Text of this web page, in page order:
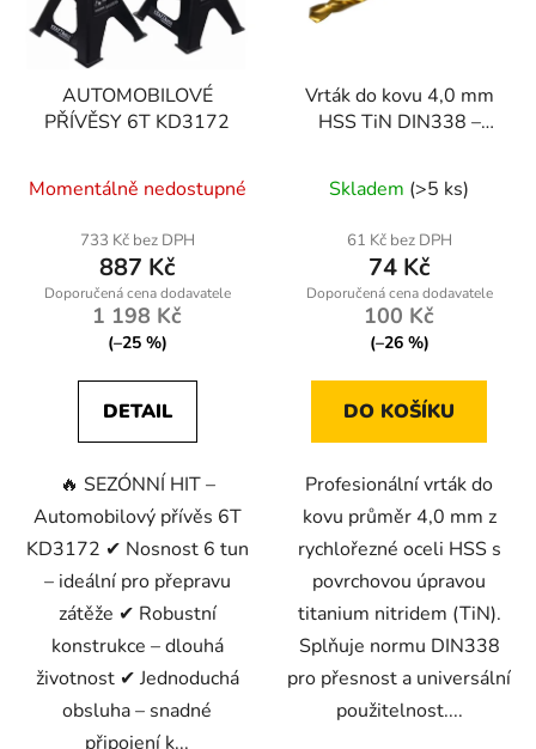
AUTOMOBILOVÉ
PŘÍVĚSY 6T KD3172
Momentálně nedostupné
733 Kč bez DPH
887 Kč
1 198 Kč
(–25 %)
DETAIL
🔥 SEZÓNNÍ HIT –
Automobilový přívěs 6T
KD3172 ✔ Nosnost 6 tun
– ideální pro přepravu
zátěže ✔ Robustní
konstrukce – dlouhá
životnost ✔ Jednoduchá
obsluha – snadné
připojení k...
Vrták do kovu 4,0 mm
HSS TiN DIN338 –
| Geko
Skladem (>5 ks)
61 Kč bez DPH
74 Kč
100 Kč
(–26 %)
DO KOŠÍKU
Profesionální vrták do
kovu průměr 4,0 mm z
rychlořezné oceli HSS s
povrchovou úpravou
titanium nitridem (TiN).
Splňuje normu DIN338
pro přesnost a universální
použitelnost....